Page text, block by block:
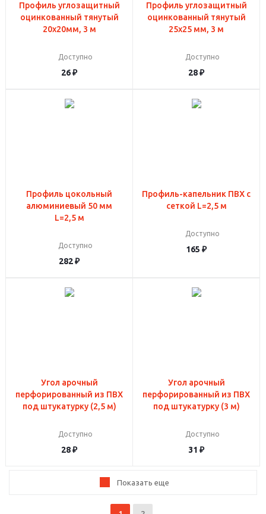
Профиль углозащитный
оцинкованный тянутый
20x20мм, 3 м
Доступно
26₽
Профиль углозащитный
оцинкованный тянутый
25x25 мм, 3 м
Доступно
28₽
Профиль цокольный
алюминиевый 50 мм
L=2,5 м
Доступно
282₽
Профиль-капельник ПВХ с
сеткой L=2,5 м
Доступно
165 ₽
Угол арочный
перфорированный из ПВХ
под штукатурку (2,5 м)
Доступно
28₽
Угол арочный
перфорированный из ПВХ
под штукатурку (3 м)
Доступно
31 ₽
Показать еще